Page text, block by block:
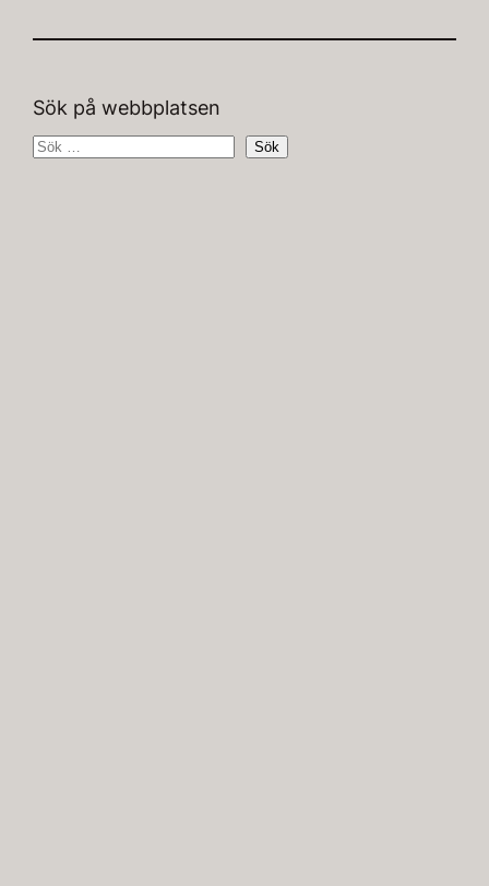
Sök på webbplatsen
S
Sök